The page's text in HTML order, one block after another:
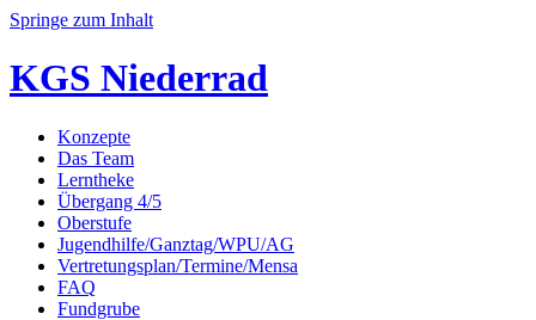
Springe zum Inhalt
KGS Niederrad
Konzepte
Das Team
Lerntheke
Übergang 4/5
Oberstufe
Jugendhilfe/Ganztag/WPU/AG
Vertretungsplan/Termine/Mensa
FAQ
Fundgrube